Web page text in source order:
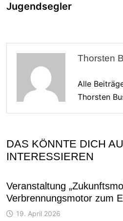
Jugendsegler
Thorsten
Alle
Thorsten
DAS KÖNNTE DICH
INTERESSIEREN
Veranstaltung
Verbrennungsmotor zum
19. April 2026